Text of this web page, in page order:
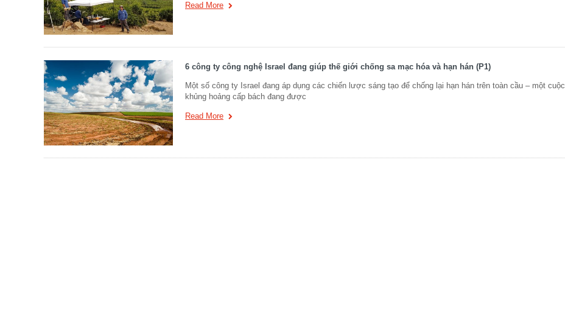
Read More
6 công ty công nghệ Israel đang giúp thế giới chống sa mạc hóa và hạn hán (P1)
Một số công ty Israel đang áp dụng các chiến lược sáng tạo để chống lại hạn hán trên toàn cầu – một cuộc
khủng hoảng cấp bách đang được
Read More